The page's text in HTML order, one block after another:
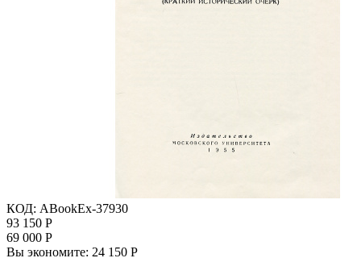
КОД: ABookEx-37930
93 150 Р
69 000 Р
Вы экономите: 24 150 Р